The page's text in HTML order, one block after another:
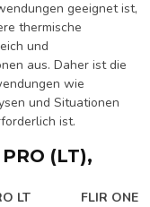
geeignet ist,
thermische
und
aus. Daher ist die
wie
und Situationen
ist.
(LT),
LT FLIR ONE